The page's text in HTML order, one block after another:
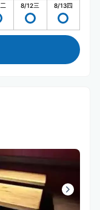
二 8/12三 8/13四